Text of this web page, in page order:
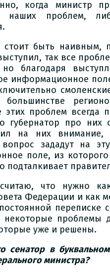
когда министр
наших проблем,
стоит быть наивным,
так все
благодаря
информационное
большинстве
этих проблем
губернатор про них
на них внимание,
вопрос зададут на
поле, из
подталкивает
что нужно
Федерации и как
некоторые проблемы
уже и решены.
сенатор в
министра?